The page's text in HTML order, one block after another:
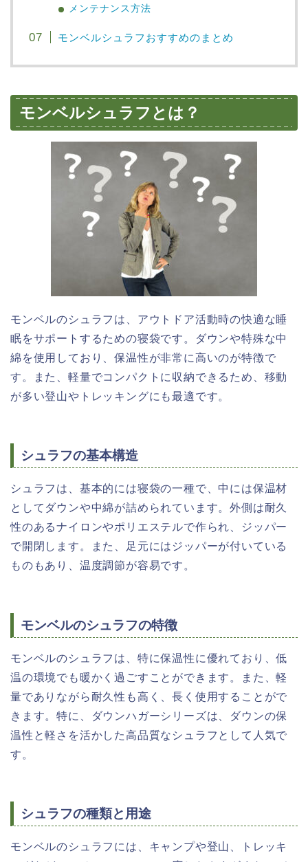
メンテナンス方法
モンベルシュラフおすすめのまとめ
モンベルシュラフとは？
モンベルのシュラフは、アウトドア活動時の快適な睡
眠をサポートするための寝袋です。ダウンや特殊な中
綿を使用しており、保温性が非常に高いのが特徴で
す。また、軽量でコンパクトに収納できるため、移動
が多い登山やトレッキングにも最適です。
シュラフの基本構造
シュラフは、基本的には寝袋の一種で、中には保温材
としてダウンや中綿が詰められています。外側は耐久
性のあるナイロンやポリエステルで作られ、ジッパー
で開閉します。また、足元にはジッパーが付いている
ものもあり、温度調節が容易です。
モンベルのシュラフの特徴
モンベルのシュラフは、特に保温性に優れており、低
温の環境でも暖かく過ごすことができます。また、軽
量でありながら耐久性も高く、長く使用することがで
きます。特に、ダウンハガーシリーズは、ダウンの保
温性と軽さを活かした高品質なシュラフとして人気で
す。
シュラフの種類と用途
モンベルのシュラフには、キャンプや登山、トレッキ